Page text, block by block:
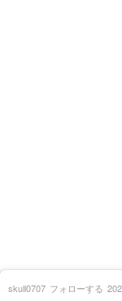
skull0707 フォローする